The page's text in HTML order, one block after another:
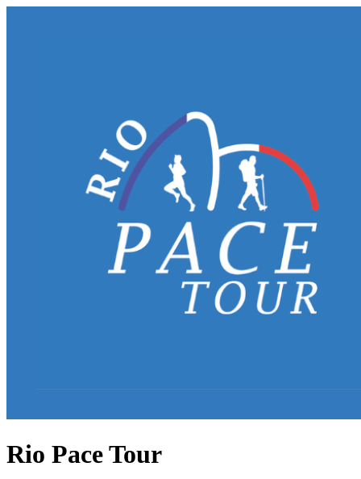
Rio Pace Tour